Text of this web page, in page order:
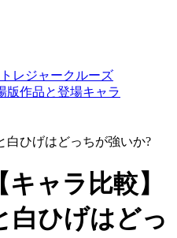
レジャークルーズ
版作品と登場キャラ
白ひげはどっちが強いか?
キャラ比較】
白ひげはどっ